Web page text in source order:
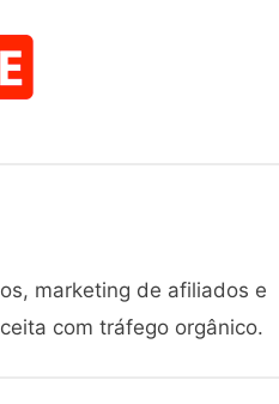
marketing de afiliados e
com tráfego orgânico.